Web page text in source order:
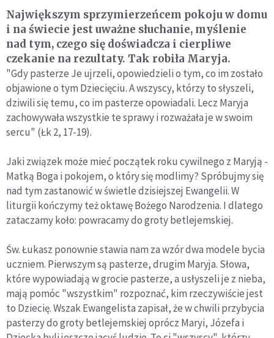
Największym sprzymierzeńcem pokoju w domu
i na świecie jest uważne słuchanie, myślenie
nad tym, czego się doświadcza i cierpliwe
czekanie na rezultaty. Tak robiła Maryja.
"Gdy pasterze Je ujrzeli, opowiedzieli o tym, co im zostało
objawione o tym Dziecięciu. A wszyscy, którzy to słyszeli,
dziwili się temu, co im pasterze opowiadali. Lecz Maryja
zachowywała wszystkie te sprawy i rozważała je w swoim
sercu" (Łk 2, 17-19).
Jaki związek może mieć początek roku cywilnego z Maryją -
Matką Boga i pokojem, o który się modlimy? Spróbujmy się
nad tym zastanowić w świetle dzisiejszej Ewangelii. W
liturgii kończymy też oktawę Bożego Narodzenia. I dlatego
zataczamy koło: powracamy do groty betlejemskiej.
Św. Łukasz ponownie stawia nam za wzór dwa modele bycia
uczniem. Pierwszym są pasterze, drugim Maryja. Słowa,
które wypowiadają w grocie pasterze, a usłyszeli je z nieba,
mają pomóc "wszystkim" rozpoznać, kim rzeczywiście jest
to Dziecię. Wszak Ewangelista zapisał, że w chwili przybycia
pasterzy do groty betlejemskiej oprócz Maryi, Józefa i